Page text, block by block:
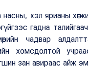
насны, хэл ярианы
гадна
чадвар
хомсдолтой
зан авираас айж